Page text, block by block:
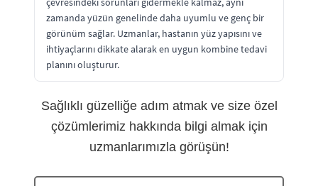
zamanda yüzün genelinde daha uyumlu ve genç bir
görünüm sağlar. Uzmanlar, hastanın yüz yapısını ve
ihtiyaçlarını dikkate alarak en uygun kombine tedavi
planını oluşturur.
Sağlıklı güzelliğe adım atmak ve size özel
çözümlerimiz hakkında bilgi almak için
uzmanlarımızla görüşün!